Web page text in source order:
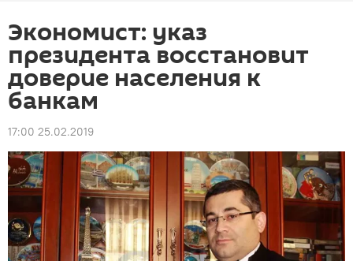
Экономист: указ
президента восстановит
доверие населения к
банкам
17:00 25.02.2019